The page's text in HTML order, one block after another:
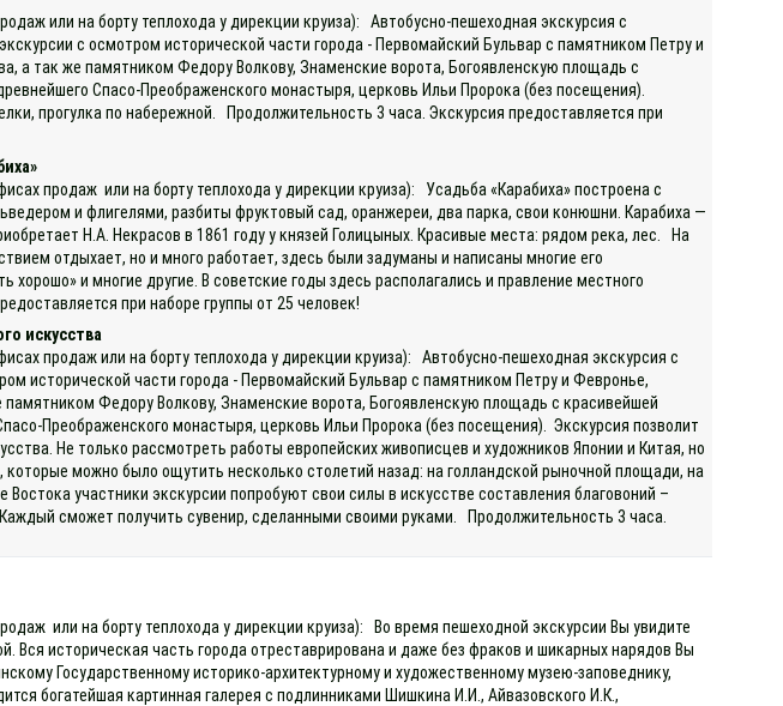
или на борту теплохода у дирекции круиза): Автобусно-пешеходная экскурсия с
с осмотром исторической части города - Первомайский Бульвар с памятником Петру и
так же памятником Федору Волкову, Знаменские ворота, Богоявленскую площадь с
Спасо-Преображенского монастыря, церковь Ильи Пророка (без посещения).
прогулка по набережной. Продолжительность 3 часа. Экскурсия предоставляется при
продаж или на борту теплохода у дирекции круиза): Усадьба «Карабиха» построена с
и флигелями, разбиты фруктовый сад, оранжереи, два парка, свои конюшни. Карабиха —
Н.А. Некрасов в 1861 году у князей Голицыных. Красивые места: рядом река, лес. На
отдыхает, но и много работает, здесь были задуманы и написаны многие его
и многие другие. В советские годы здесь располагались и правление местного
при наборе группы от 25 человек!
искусства
продаж или на борту теплохода у дирекции круиза): Автобусно-пешеходная экскурсия с
исторической части города - Первомайский Бульвар с памятником Петру и Февронье,
Федору Волкову, Знаменские ворота, Богоявленскую площадь с красивейшей
Преображенского монастыря, церковь Ильи Пророка (без посещения). Экскурсия позволит
Не только рассмотреть работы европейских живописцев и художников Японии и Китая, но
можно было ощутить несколько столетий назад: на голландской рыночной площади, на
участники экскурсии попробуют свои силы в искусстве составления благовоний –
сможет получить сувенир, сделанными своими руками. Продолжительность 3 часа.
или на борту теплохода у дирекции круиза): Во время пешеходной экскурсии Вы увидите
Вся историческая часть города отреставрирована и даже без фраков и шикарных нарядов Вы
Государственному историко-архитектурному и художественному музею-заповеднику,
богатейшая картинная галерея с подлинниками Шишкина И.И., Айвазовского И.К.,